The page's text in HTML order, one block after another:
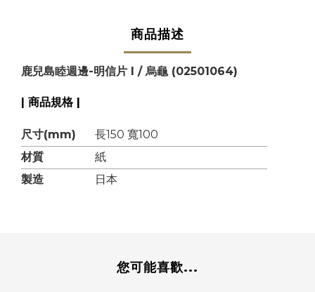
商品描述
鹿兒島睦週邊-明信片 I / 烏龜 (02501064)
| 商品規格 |
尺寸(mm)
長150 寬100
材質
紙
製造
日本
您可能喜歡...